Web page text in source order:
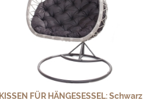
KISSEN FÜR HÄNGESESSEL: Schwarz